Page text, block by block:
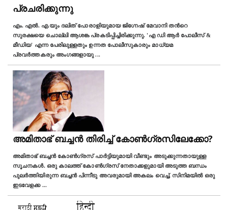
പ്രചരിക്കുന്നു
എം. എല്‍. എ.യും ദലിത് പോരാളിയുമായ ജിഗ്നേഷ് മേവാനി തന്‍റെ
സുരക്ഷയെ ചൊല്ലി ആശങ്ക പ്രകടിപ്പിച്ചിരിക്കുന്നു. 'എ ഡി ആര്‍ പോലീസ് &
മീഡിയ' എന്ന പേരിലുള്ളതും ഉന്നത പോലീസുകാരും മാധ്യമ
പ്രവര്‍ത്തകരും അംഗങ്ങളായു...
അമിതാഭ് ബച്ചൻ തിരിച്ച് കോൺഗ്രസിലേക്കോ?
അമിതാഭ് ബച്ചൻ കോൺഗ്രസ് പാര്‍ട്ടിയുമായി വീണ്ടും അടുക്കുന്നതായുള്ള
സൂചനകൾ. ഒരു കാലത്ത് കോണ്‍ഗ്രസ്‌ നേതാക്കളുമായി അടുത്ത ബന്ധം
പുലര്‍ത്തിയിരുന്ന ബച്ചൻ പിന്നീടു അവരുമായി അകലം വെച്ച്, സിനിമയിൽ ഒരു
ഇടവേളക്ക ...